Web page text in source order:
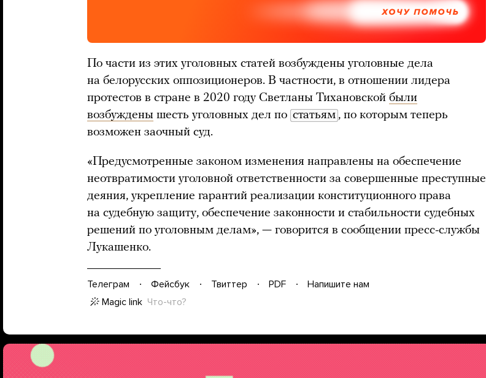
ХОЧУ ПОМОЧЬ
По части из этих уголовных статей возбуждены уголовные дела
на белорусских оппозиционеров. В частности, в отношении лидера
протестов в стране в 2020 году Светланы Тихановской были
возбуждены шесть уголовных дел по статьям , по которым теперь
возможен заочный суд.
«Предусмотренные законом изменения направлены на обеспечение
неотвратимости уголовной ответственности за совершенные преступные
деяния, укрепление гарантий реализации конституционного права
на судебную защиту, обеспечение законности и стабильности судебных
решений по уголовным делам», — говорится в сообщении пресс-службы
Лукашенко.
Телеграм Фейсбук Твиттер PDF
Напишите нам
Magic link Что-что?